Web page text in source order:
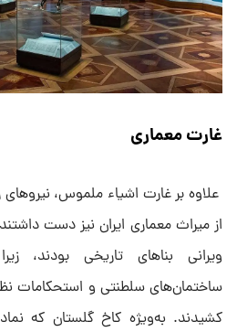
غارت معماری
علاوه بر غارت اشیاء ملموس،
از میراث معماری ایران نیز دست
ویرانی بنا‌های تاریخی بودند،
ساختمان‌های سلطنتی و استحکامات
کشیدند. به‌ویژه کاخ گلستان که